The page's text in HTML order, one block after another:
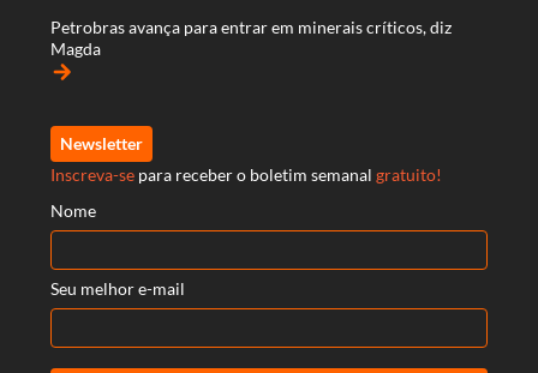
Petrobras avança para entrar em minerais críticos, diz
Magda
arrow_forward
Newsletter
Inscreva-se para receber o boletim semanal gratuito!
Nome
Seu melhor e-mail